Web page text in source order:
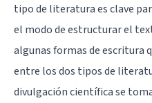
tipo de literatura es clave
el modo de estructurar el
algunas formas de escritura
entre los dos tipos de
divulgación científica se